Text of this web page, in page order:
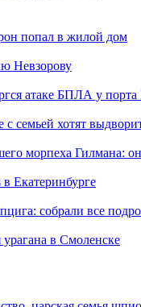
попал в жилой дом
Невзорову
атаке БПЛА у
с семьей хотят
морпеха Гилмана:
Екатеринбурге
собрали все
в Смоленске